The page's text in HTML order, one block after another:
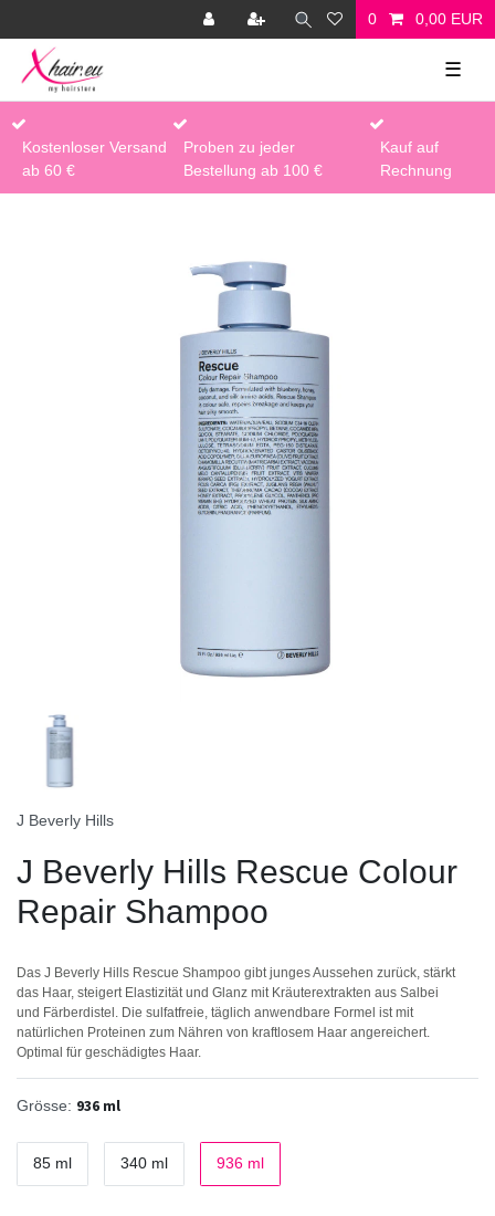
0 0,00 EUR
☰
Kostenloser Versand
ab 60 €
Proben zu jeder
Bestellung ab 100 €
Kauf auf
Rechnung
J Beverly Hills
J Beverly Hills Rescue Colour
Repair Shampoo
Das J Beverly Hills Rescue Shampoo gibt junges Aussehen zurück, stärkt
das Haar, steigert Elastizität und Glanz mit Kräuterextrakten aus Salbei
und Färberdistel. Die sulfatfreie, täglich anwendbare Formel ist mit
natürlichen Proteinen zum Nähren von kraftlosem Haar angereichert.
Optimal für geschädigtes Haar.
Grösse: 936 ml
85 ml 340 ml 936 ml